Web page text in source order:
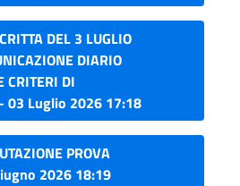
DEL 3 LUGLIO
DIARIO
CRITERI DI
03 Luglio 2026 17:18
PROVA
2026 18:19